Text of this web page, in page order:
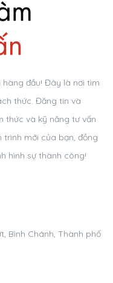
đầu! Đây là nơi tìm
thức. Đăng tin và
thức và kỹ năng tư vấn
mới của bạn, đồng
hình sự thành công!
Bình Chánh, Thành phố